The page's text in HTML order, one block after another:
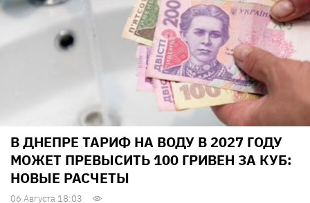
В ДНЕПРЕ ТАРИФ НА ВОДУ В 2027 ГОДУ
МОЖЕТ ПРЕВЫСИТЬ 100 ГРИВЕН ЗА КУБ:
НОВЫЕ РАСЧЕТЫ
06 Августа 18:03